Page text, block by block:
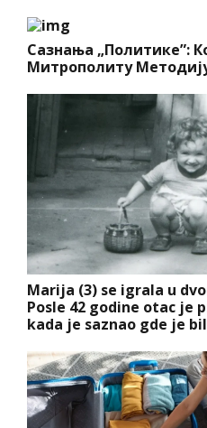
Сазнања „Политике”:
Митрополиту
Marija (3) se igrala u
Posle 42 godine otac je
kada je saznao gde je